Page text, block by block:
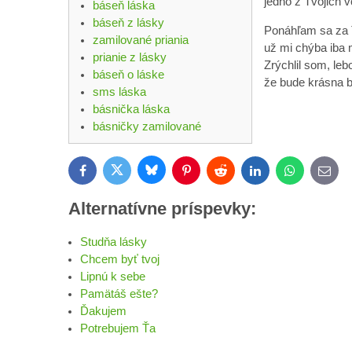
báseň láska
báseň z lásky
zamilované priania
prianie z lásky
báseň o láske
sms láska
básnička láska
básničky zamilované
Ponáhľam sa za
už mi chýba iba
Zrýchlil som,
že bude krásna
FacebookTwitter BlueskyPinterestReddit LinkedInWhatsApp
E-
mail
Alternatívne príspevky:
Studňa lásky
Chcem byť tvoj
Lipnú k sebe
Pamätáš ešte?
Ďakujem
Potrebujem Ťa